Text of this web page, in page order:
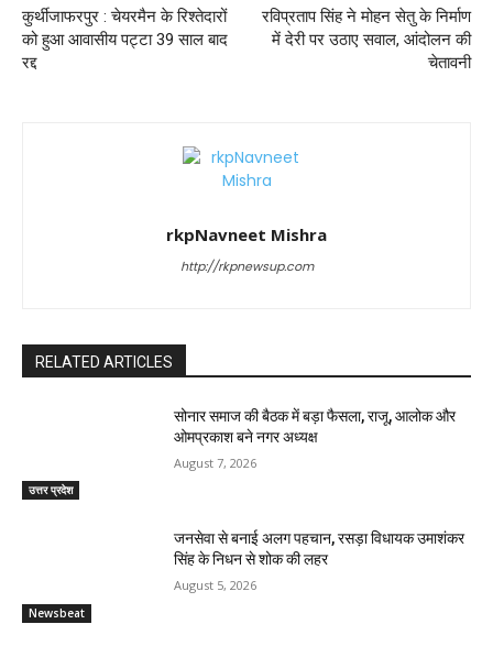
कुर्थीजाफरपुर : चेयरमैन के रिश्तेदारों
को हुआ आवासीय पट्टा 39 साल बाद
रद्द
रविप्रताप सिंह ने मोहन सेतु के निर्माण
में देरी पर उठाए सवाल, आंदोलन की
चेतावनी
rkpNavneet Mishra
http://rkpnewsup.com
RELATED ARTICLES
उत्तर प्रदेश
सोनार समाज की बैठक में बड़ा फैसला, राजू, आलोक और
ओमप्रकाश बने नगर अध्यक्ष
August 7, 2026
Newsbeat
जनसेवा से बनाई अलग पहचान, रसड़ा विधायक उमाशंकर
सिंह के निधन से शोक की लहर
August 5, 2026